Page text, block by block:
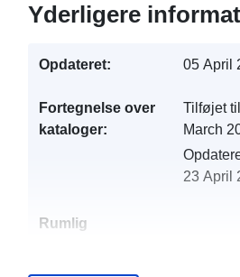
Yderligere
Opdateret: 05 April
Fortegnelse over
kataloger:
Tilføjet
March
23 April
Rumlig